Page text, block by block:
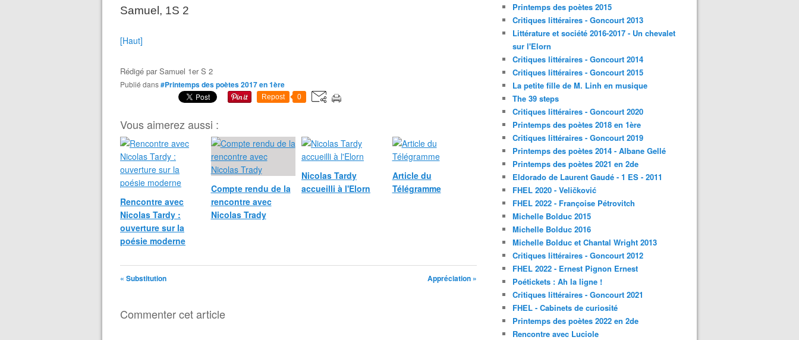
Samuel, 1S 2
[Haut]
Rédigé parSamuel 1er S 2
Publié dans#Printemps des poètes 2017 en 1ère
Repost 0
Vous aimerez aussi :
Rencontre avec
Nicolas Tardy :
ouverture sur la
poésie moderne
Compte rendu de la
rencontre avec
Nicolas Trady
Nicolas Tardy
accueilli à l'Elorn
Article du
Télégramme
« Substitution Appréciation »
Commenter cet article
Printemps des poètes 2015
Critiques littéraires - Goncourt 2013
Littérature et société 2016-2017 - Un chevalet
sur l'Elorn
Critiques littéraires - Goncourt 2014
Critiques littéraires - Goncourt 2015
La petite fille de M. Linh en musique
The 39 steps
Critiques littéraires - Goncourt 2020
Printemps des poètes 2018 en 1ère
Critiques littéraires - Goncourt 2019
Printemps des poètes 2014 - Albane Gellé
Printemps des poètes 2021 en 2de
Eldorado de Laurent Gaudé - 1 ES - 2011
FHEL 2020 - Veličković
FHEL 2022 - Françoise Pétrovitch
Michelle Bolduc 2015
Michelle Bolduc 2016
Michelle Bolduc et Chantal Wright 2013
Critiques littéraires - Goncourt 2012
FHEL 2022 - Ernest Pignon Ernest
Poétickets : Ah la ligne !
Critiques littéraires - Goncourt 2021
FHEL - Cabinets de curiosité
Printemps des poètes 2022 en 2de
Rencontre avec Luciole